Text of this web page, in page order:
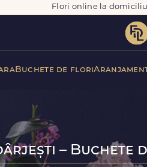
Flori online la
Buchete de flori
– Buchete